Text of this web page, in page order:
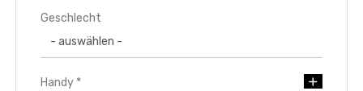
Bundesland/Kanton Residenz *
Geschlecht
Handy *